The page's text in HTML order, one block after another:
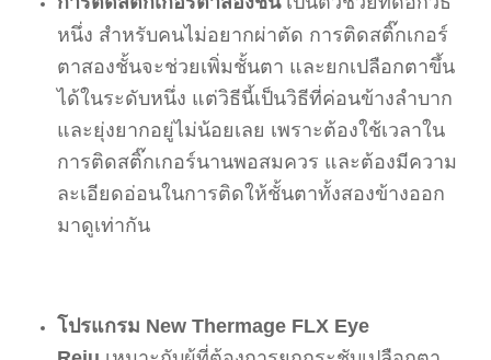
หนึ่ง สำหรับคนไม่อยากผ่าตัด การติดสติ๊กเกอร์
ตาสองชั้นจะช่วยเพิ่มชั้นตา และยกเปลือกตาขึ้น
ได้ในระดับหนึ่ง แต่วิธีนี้เป็นวิธีที่ค่อนข้างลำบาก
และยุ่งยากอยู่ไม่น้อยเลย เพราะต้องใช้เวลาใน
การติดสติ๊กเกอร์นานพอสมควร และต้องมีความ
ละเอียดอ่อนในการติดให้ชั้นตาทั้งสองข้างออก
มาดูเท่ากัน
โปรแกรม New Thermage FLX Eye